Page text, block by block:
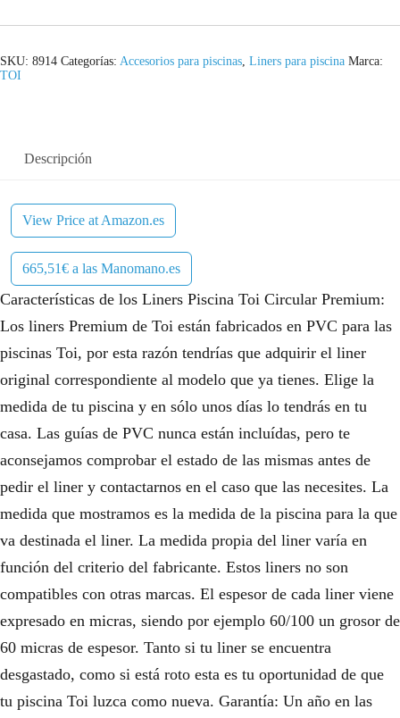
SKU: 8914 Categorías: Accesorios para piscinas, Liners para piscina Marca:
TOI
Descripción
View Price at Amazon.es
665,51€ a las Manomano.es
Características de los Liners Piscina Toi Circular Premium:
Los liners Premium de Toi están fabricados en PVC para las
piscinas Toi, por esta razón tendrías que adquirir el liner
original correspondiente al modelo que ya tienes. Elige la
medida de tu piscina y en sólo unos días lo tendrás en tu
casa. Las guías de PVC nunca están incluídas, pero te
aconsejamos comprobar el estado de las mismas antes de
pedir el liner y contactarnos en el caso que las necesites. La
medida que mostramos es la medida de la piscina para la que
va destinada el liner. La medida propia del liner varía en
función del criterio del fabricante. Estos liners no son
compatibles con otras marcas. El espesor de cada liner viene
expresado en micras, siendo por ejemplo 60/100 un grosor de
60 micras de espesor. Tanto si tu liner se encuentra
desgastado, como si está roto esta es tu oportunidad de que
tu piscina Toi luzca como nueva. Garantía: Un año en las